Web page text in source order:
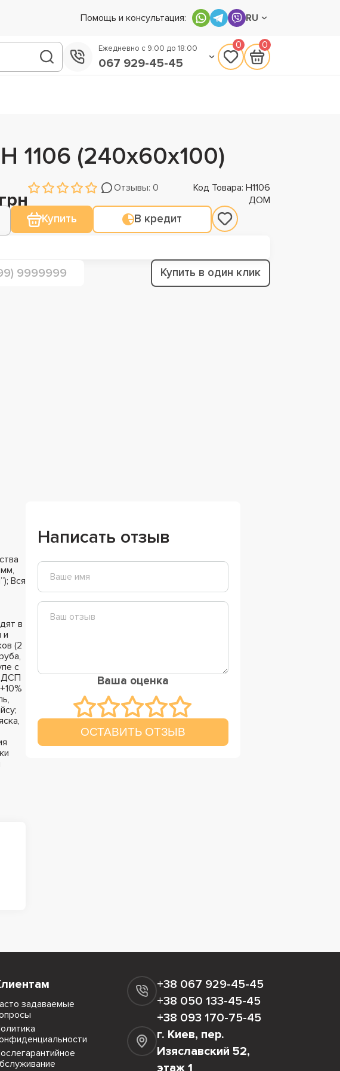
Помощь и консультация: RU
Ежедневно с 9:00 до 18:00
067 929-45-45
0 0
1106 (240х60х100)
Отзывы: 0 Код Товара: Н1106
ДОМ
Купить В кредит
Купить в один клик
Вся
в
и
(2
с
ДСП
Написать отзыв
Ваша оценка
ОСТАВИТЬ ОТЗЫВ
задаваемые
+38 067 929-45-45
+38 050 133-45-45
+38 093 170-75-45
г. Киев, пер.
Изяславский 52,
этаж 1